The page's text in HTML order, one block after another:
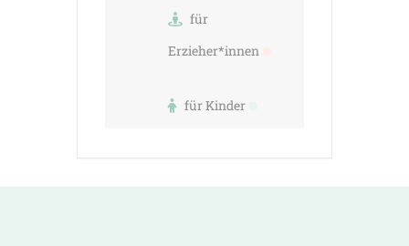
für
Erzieher*innen
für Kinder